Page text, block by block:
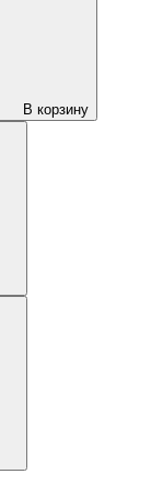
В корзину